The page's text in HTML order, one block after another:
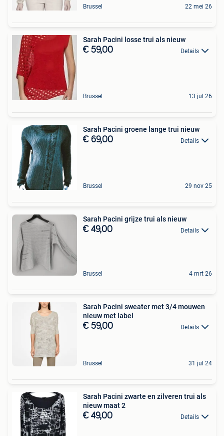
Brussel 22 mei 26
Sarah Pacini losse trui als nieuw
€ 59,00 Details
Brussel 13 jul 26
Sarah Pacini groene lange trui nieuw
€ 69,00 Details
Brussel 29 nov 25
Sarah Pacini grijze trui als nieuw
€ 49,00 Details
Brussel 4 mrt 26
Sarah Pacini sweater met 3/4 mouwen
nieuw met label
€ 59,00 Details
Brussel 31 jul 24
Sarah Pacini zwarte en zilveren trui als
nieuw maat 2
€ 49,00 Details